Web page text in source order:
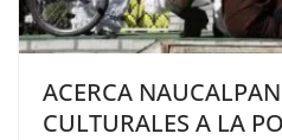
ACERCA
CULTURALES A LA